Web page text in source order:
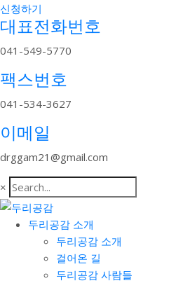
신청하기
대표전화번호
041-549-5770
팩스번호
041-534-3627
이메일
drggam21@gmail.com
×
두리공감 소개
두리공감 소개
걸어온 길
두리공감 사람들